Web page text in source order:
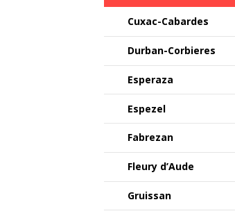
Cuxac-Cabardes
Durban-Corbieres
Esperaza
Espezel
Fabrezan
Fleury d’Aude
Gruissan